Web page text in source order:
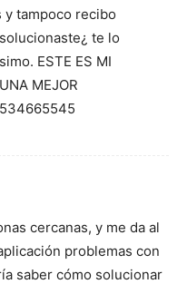
y tampoco recibo
te lo
ESTE ES MI
MEJOR
cercanas, y me da al
problemas con
saber cómo solucionar